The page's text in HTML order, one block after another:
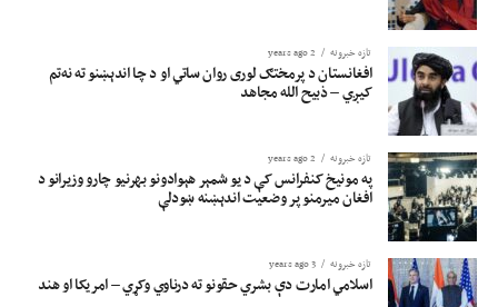
تازه خبرونه 2 years ago
افغانستان د پرمختګ لوری روان ساتي او د چا اندېښنو ته نه‌تم
کیږي – ذبیح الله مجاهد
تازه خبرونه 2 years ago
په مونیخ کنفرانس کې د یو شمېر هېوادونو بهرنیو چارو وزیرانو د
افغان میرمنو پر وضعیت اندېښنه ښودلې
تازه خبرونه 3 years ago
اسلامي امارت دې بشري حقونو ته درناوي وکړي – امریکا او هند